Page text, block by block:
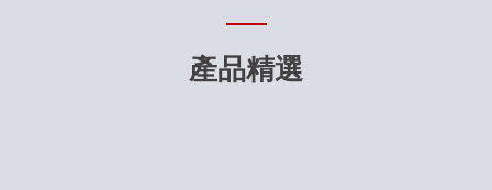
產品精選